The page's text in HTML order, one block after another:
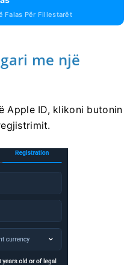
Falas Për Fillestarët
me një
Apple ID, klikoni butonin